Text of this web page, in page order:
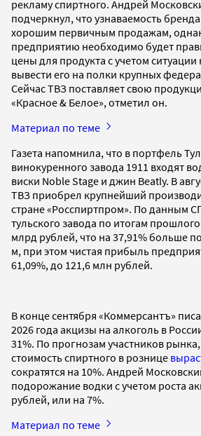
рекламу спиртного. Андрей
подчеркнул, что узнаваемость
хорошим первичным продажам,
предприятию необходимо будет
цены для продукта с учетом
вывести его на полки крупных
Сейчас ТВЗ поставляет свою
«Красное & Белое», отметил он.
Материал по теме
Газета напомнила, что в портфель
винокуренного завода 1911 входят
виски Noble Stage и джин Beatly. В
ТВЗ приобрел крупнейший
стране «Росспиртпром». По данным
тульского завода по итогам
млрд рублей, что на 37,91% больше
м, при этом чистая прибыль
61,09%, до 121,6 млн рублей.
В конце сентября «Коммерсантъ»
2026 года акцизы на алкоголь в
31%. По прогнозам участников рынка,
стоимость спиртного в рознице
сократятся на 10%. Андрей
подорожание водки с учетом роста
рублей, или на 7%.
Материал по теме